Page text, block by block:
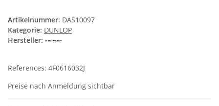
Artikelnummer: DAS10097
Kategorie: DUNLOP
Hersteller:
References: 4F0616032J
Preise nach Anmeldung sichtbar